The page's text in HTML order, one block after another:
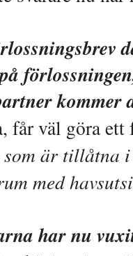
kommer
får väl göra
är tillåtna
med
har nu